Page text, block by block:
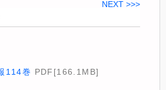
NEXT >>>
114巻 PDF[166.1MB]